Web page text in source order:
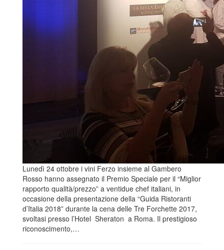
Lunedì 24 ottobre i vini Ferzo insieme al Gambero
Rosso hanno assegnato il Premio Speciale per il “Miglior
rapporto qualità/prezzo” a ventidue chef italiani, in
occasione della presentazione della “Guida Ristoranti
d’Italia 2018” durante la cena delle Tre Forchette 2017,
svoltasi presso l’Hotel Sheraton a Roma. Il prestigioso
riconoscimento,…